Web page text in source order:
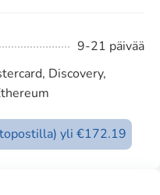
9-21 päivää
Discovery,
yli €172.19